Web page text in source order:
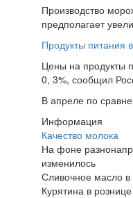
Производство
предполагает
Продукты питания
Цены на продукты
0, 3%, сообщил
В апреле по
Информация
Качество молока
На фоне
изменилось
Сливочное масло в
Курятина в